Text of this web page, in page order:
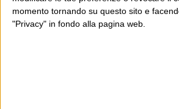
momento tornando su questo sito e
"Privacy" in fondo alla pagina web.